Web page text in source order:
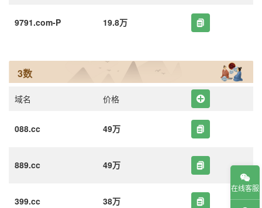
9791.com-P 19.8万
3数
域名 价格
088.cc 49万
889.cc 49万
399.cc 38万
在线客服